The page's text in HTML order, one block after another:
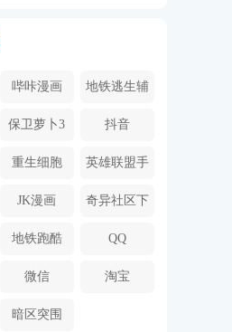
哔咔漫画
2024
地铁逃生辅
助器
保卫萝卜3 抖音
重生细胞 英雄联盟手
游
JK漫画 奇异社区下
载安装
地铁跑酷 QQ
微信 淘宝
暗区突围